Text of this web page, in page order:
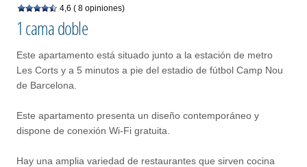
4,6 ( 8 opiniones)
1 cama doble
Este apartamento está situado junto a la estación de metro
Les Corts y a 5 minutos a pie del estadio de fútbol Camp Nou
de Barcelona.
Este apartamento presenta un diseño contemporáneo y
dispone de conexión Wi-Fi gratuita.
Hay una amplia variedad de restaurantes que sirven cocina